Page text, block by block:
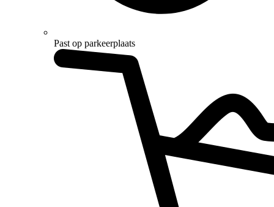
Past op parkeerplaats